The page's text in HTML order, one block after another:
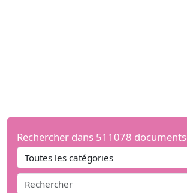
Rechercher dans 511078 documents